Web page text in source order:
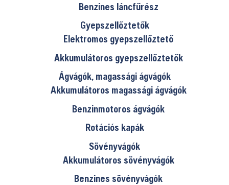
Benzines láncfűrész
Gyepszellőztetők
Elektromos gyepszellőztető
Akkumulátoros gyepszellőztetők
Ágvágók, magassági ágvágók
Akkumulátoros magassági ágvágók
Benzinmotoros ágvágók
Rotációs kapák
Sövényvágók
Akkumulátoros sövényvágók
Benzines sövényvágók